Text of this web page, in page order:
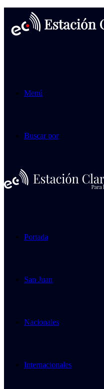
Menú
Buscar por
Portada
San Juan
Nacionales
Internacionales